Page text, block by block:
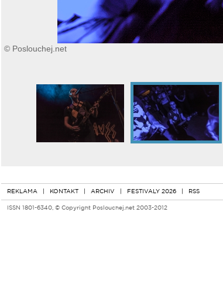
© Poslouchej.net
REKLAMA | KONTAKT | ARCHIV | FESTIVALY 2026 | RSS
ISSN 1801-6340, © Copyright Poslouchej.net 2003-2012